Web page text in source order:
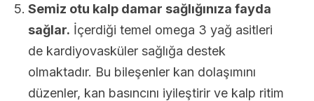
Semiz otu kalp damar sağlığınıza fayda
sağlar. İçerdiği temel omega 3 yağ asitleri
de kardiyovasküler sağlığa destek
olmaktadır. Bu bileşenler kan dolaşımını
düzenler, kan basıncını iyileştirir ve kalp ritim